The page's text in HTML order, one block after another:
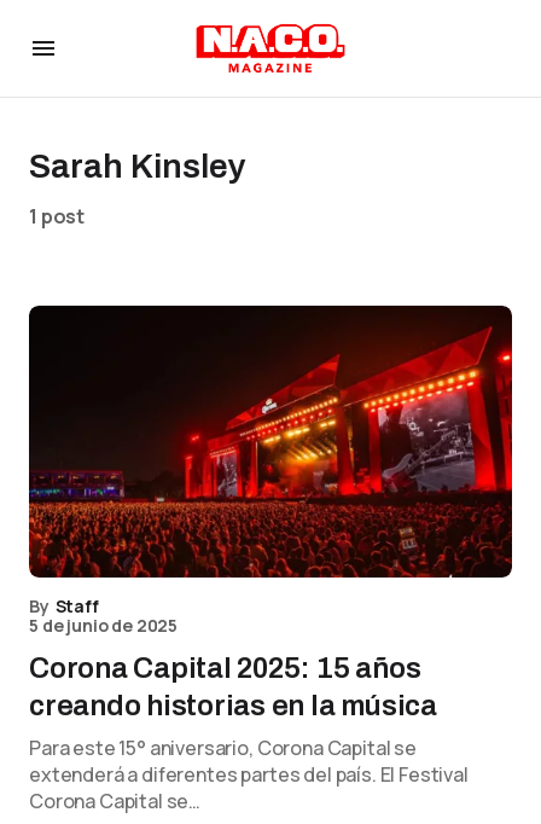
Sarah Kinsley
1 post
By Staff
5 de junio de 2025
Corona Capital 2025: 15 años
creando historias en la música
Para este 15° aniversario, Corona Capital se
extenderá a diferentes partes del país. El Festival
Corona Capital se…